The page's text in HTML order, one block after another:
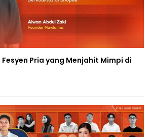
Fesyen Pria yang Menjahit Mimpi di